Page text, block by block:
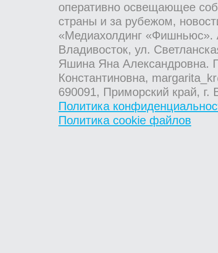
оперативно освещающее
страны и за рубежом,
«Медиахолдинг «Фишньюс».
Владивосток, ул.
Яшина Яна Александровна.
Константиновна,
690091, Приморский край,
Политика
Политика cookie файлов